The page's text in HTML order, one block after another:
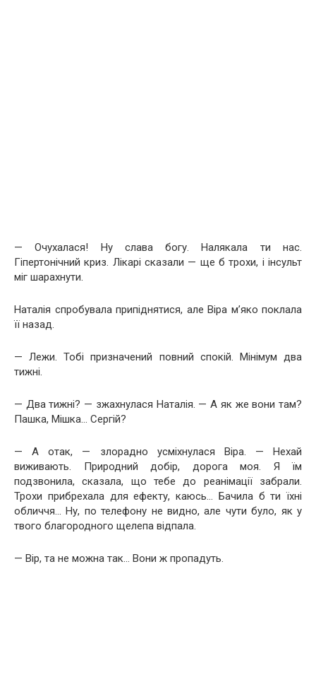
— Очухалася! Ну слава богу. Налякала ти нас.
Гіпертонічний криз. Лікарі сказали — ще б трохи, і інсульт
міг шарахнути.
Наталія спробувала припіднятися, але Віра м’яко поклала
її назад.
— Лежи. Тобі призначений повний спокій. Мінімум два
тижні.
— Два тижні? — зжахнулася Наталія. — А як же вони там?
Пашка, Мішка… Сергій?
— А отак, — злорадно усміхнулася Віра. — Нехай
виживають. Природний добір, дорога моя. Я їм
подзвонила, сказала, що тебе до реанімації забрали.
Трохи прибрехала для ефекту, каюсь… Бачила б ти їхні
обличчя… Ну, по телефону не видно, але чути було, як у
твого благородного щелепа відпала.
— Вір, та не можна так… Вони ж пропадуть.